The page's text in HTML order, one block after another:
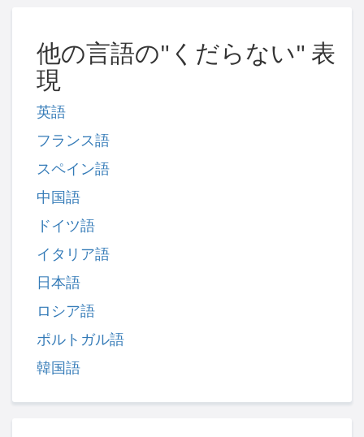
他の言語の"くだらない" 表
現
英語
フランス語
スペイン語
中国語
ドイツ語
イタリア語
日本語
ロシア語
ポルトガル語
韓国語